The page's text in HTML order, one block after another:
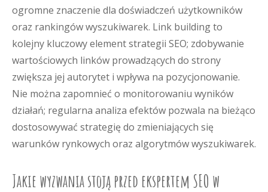
ogromne znaczenie dla doświadczeń użytkowników
oraz rankingów wyszukiwarek. Link building to
kolejny kluczowy element strategii SEO; zdobywanie
wartościowych linków prowadzących do strony
zwiększa jej autorytet i wpływa na pozycjonowanie.
Nie można zapomnieć o monitorowaniu wyników
działań; regularna analiza efektów pozwala na bieżąco
dostosowywać strategię do zmieniających się
warunków rynkowych oraz algorytmów wyszukiwarek.
Jakie wyzwania stoją przed ekspertem SEO w